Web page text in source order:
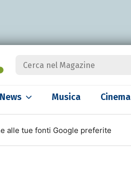
News Musica Cinema
alle tue fonti Google preferite